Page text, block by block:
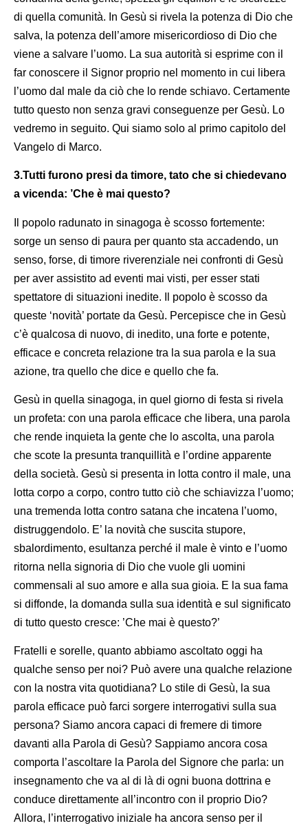
di quella comunità. In Gesù si rivela la potenza di Dio che
salva, la potenza dell’amore misericordioso di Dio che
viene a salvare l’uomo. La sua autorità si esprime con il
far conoscere il Signor proprio nel momento in cui libera
l’uomo dal male da ciò che lo rende schiavo. Certamente
tutto questo non senza gravi conseguenze per Gesù. Lo
vedremo in seguito. Qui siamo solo al primo capitolo del
Vangelo di Marco.
3.Tutti furono presi da timore, tato che si chiedevano
a vicenda: ’Che è mai questo?
Il popolo radunato in sinagoga è scosso fortemente:
sorge un senso di paura per quanto sta accadendo, un
senso, forse, di timore riverenziale nei confronti di Gesù
per aver assistito ad eventi mai visti, per esser stati
spettatore di situazioni inedite. Il popolo è scosso da
queste ‘novità’ portate da Gesù. Percepisce che in Gesù
c’è qualcosa di nuovo, di inedito, una forte e potente,
efficace e concreta relazione tra la sua parola e la sua
azione, tra quello che dice e quello che fa.
Gesù in quella sinagoga, in quel giorno di festa si rivela
un profeta: con una parola efficace che libera, una parola
che rende inquieta la gente che lo ascolta, una parola
che scote la presunta tranquillità e l’ordine apparente
della società. Gesù si presenta in lotta contro il male, una
lotta corpo a corpo, contro tutto ciò che schiavizza l’uomo;
una tremenda lotta contro satana che incatena l’uomo,
distruggendolo. E’ la novità che suscita stupore,
sbalordimento, esultanza perché il male è vinto e l’uomo
ritorna nella signoria di Dio che vuole gli uomini
commensali al suo amore e alla sua gioia. E la sua fama
si diffonde, la domanda sulla sua identità e sul significato
di tutto questo cresce: ’Che mai è questo?’
Fratelli e sorelle, quanto abbiamo ascoltato oggi ha
qualche senso per noi? Può avere una qualche relazione
con la nostra vita quotidiana? Lo stile di Gesù, la sua
parola efficace può farci sorgere interrogativi sulla sua
persona? Siamo ancora capaci di fremere di timore
davanti alla Parola di Gesù? Sappiamo ancora cosa
comporta l’ascoltare la Parola del Signore che parla: un
insegnamento che va al di là di ogni buona dottrina e
conduce direttamente all’incontro con il proprio Dio?
Allora, l’interrogativo iniziale ha ancora senso per il